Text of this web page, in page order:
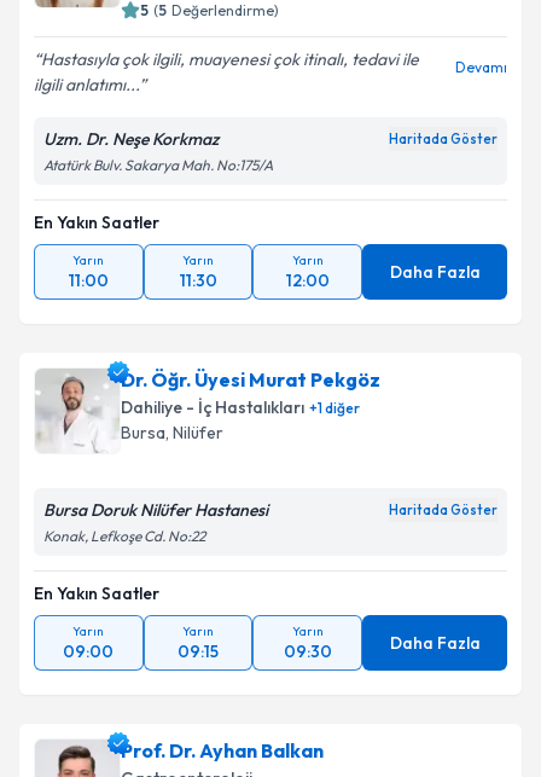
5 (5 Değerlendirme)
Hastasıyla çok ilgili, muayenesi çok itinalı, tedavi ile
ilgili anlatımı...
Devamı
Uzm. Dr. Neşe Korkmaz Haritada Göster
Atatürk Bulv. Sakarya Mah. No:175/A
En Yakın Saatler
Yarın
11:00
Yarın
11:30
Yarın
12:00 Daha Fazla
Dr. Öğr. Üyesi Murat Pekgöz
Dahiliye - İç Hastalıkları +1diğer
Bursa, Nilüfer
Bursa Doruk Nilüfer Hastanesi Haritada Göster
Konak, Lefkoşe Cd. No:22
En Yakın Saatler
Yarın
09:00
Yarın
09:15
Yarın
09:30 Daha Fazla
Prof. Dr. Ayhan Balkan